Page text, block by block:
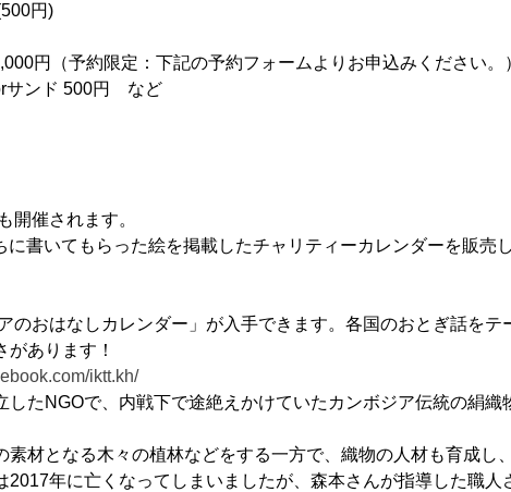
円)
円（予約限定：下記の予約フォームよりお申込みください。
サンド 500円 など
開催されます。
書いてもらった絵を掲載したチャリティーカレンダーを販売
のおはなしカレンダー」が入手できます。各国のおとぎ話をテ
あります！
iktt.kh/
たNGOで、内戦下で途絶えかけていたカンボジア伝統の絹織
材となる木々の植林などをする一方で、織物の人材も育成し
2017年に亡くなってしまいましたが、森本さんが指導した職人